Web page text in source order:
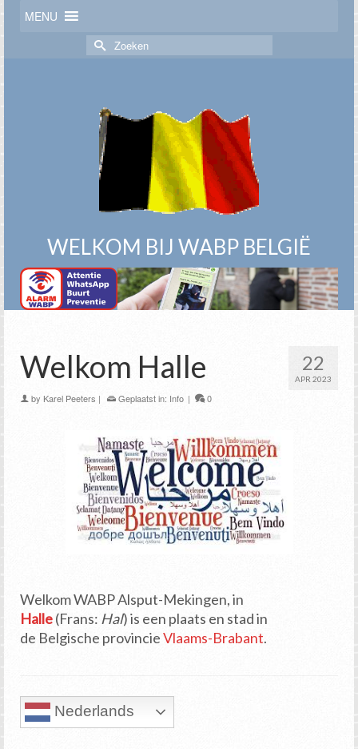
MENU
Zoek
naar:
WELKOM BIJ WABP BELGIË
22
APR 2023
Welkom Halle
by Karel Peeters | Geplaatst in: Info | 0
Welkom WABP Alsput-Mekingen, in
Halle(Frans: Hal) is een plaats en stad in
de Belgische provincieVlaams-Brabant.
Nederlands